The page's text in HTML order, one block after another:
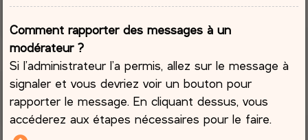
Comment rapporter des messages à un
modérateur ?
Si l’administrateur l’a permis, allez sur le message à
signaler et vous devriez voir un bouton pour
rapporter le message. En cliquant dessus, vous
accéderez aux étapes nécessaires pour le faire.